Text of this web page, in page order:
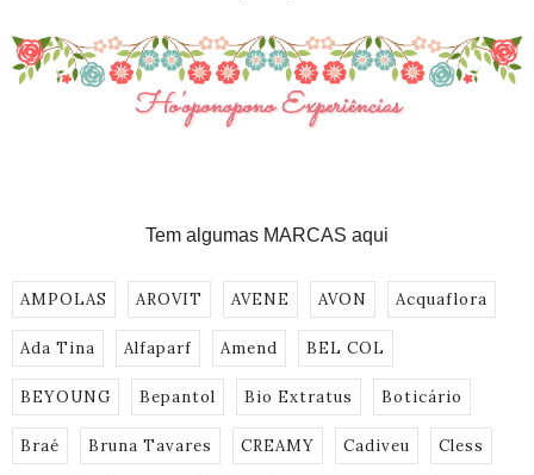
Tem algumas MARCAS aqui
AMPOLAS AROVIT AVENE AVON Acquaflora
Ada Tina Alfaparf Amend BEL COL
BEYOUNG Bepantol Bio Extratus Boticário
Braé Bruna Tavares CREAMY Cadiveu Cless